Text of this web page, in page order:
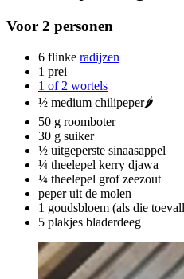
Voor 2 personen
6 flinke radijzen
1 prei
1 of 2 wortels
½ medium chilipeper🌶
50 g roomboter
30 g suiker
½ uitgeperste sinaasappel
¼ theelepel kerry djawa
¼ theelepel grof zeezout
peper uit de molen
1 goudsbloem (als die
5 plakjes bladerdeeg